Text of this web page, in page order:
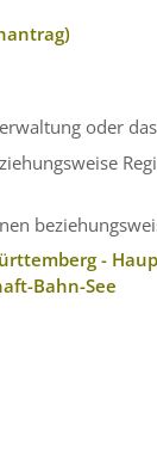
oder
-
Bahn-See